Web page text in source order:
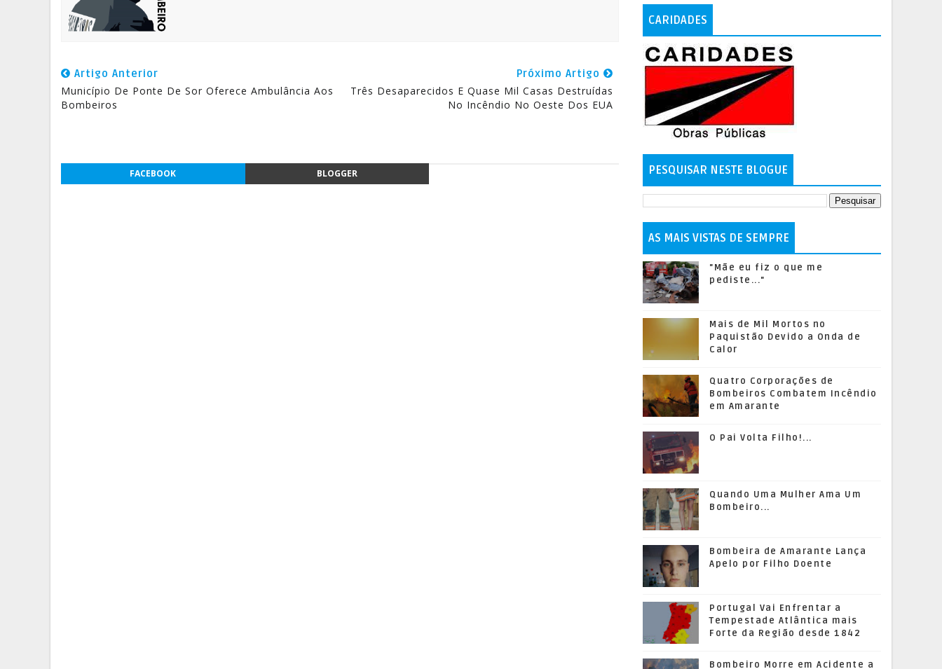
Artigo Anterior
Município De Ponte De Sor Oferece Ambulância Aos
Bombeiros
Próximo Artigo
Três Desaparecidos E Quase Mil Casas Destruídas
No Incêndio No Oeste Dos EUA
FACEBOOK BLOGGER
CARIDADES
PESQUISAR NESTE BLOGUE
AS MAIS VISTAS DE SEMPRE
"Mãe eu fiz o que me
pediste..."
Mais de Mil Mortos no
Paquistão Devido a Onda de
Calor
Quatro Corporações de
Bombeiros Combatem Incêndio
em Amarante
O Pai Volta Filho!...
Quando Uma Mulher Ama Um
Bombeiro...
Bombeira de Amarante Lança
Apelo por Filho Doente
Portugal Vai Enfrentar a
Tempestade Atlântica mais
Forte da Região desde 1842
Bombeiro Morre em Acidente a